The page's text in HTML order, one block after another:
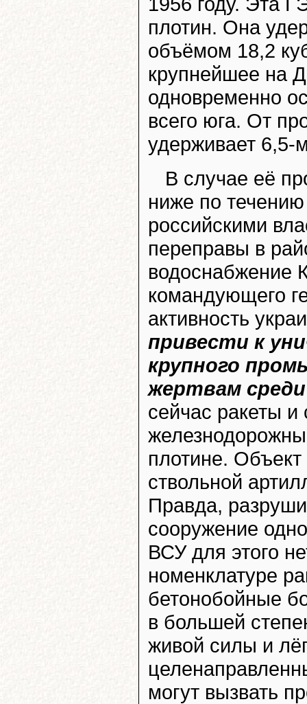
плотин. Она
объёмом 18,2
крупнейшее на
одновременно
всего юга. От
удерживает 6,5-
В случае её
ниже по
российскими
переправы в
водоснабжение
командующего
активность
привести к
крупного
жертвам среди
сейчас ракеты
плотине. Объект
ствольной
Правда,
сооружение
ВСУ для этого
номенклатуре
бетонобойные
в большей
живой силы и
могут вызвать